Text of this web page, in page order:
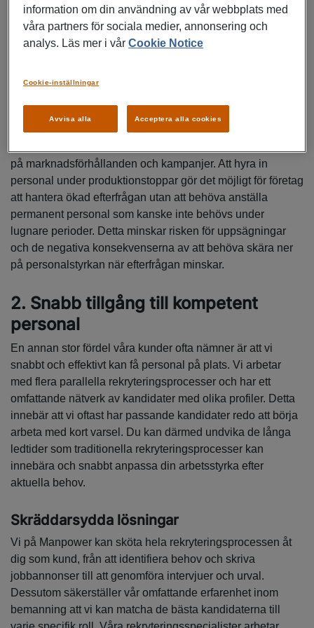
avlastning under shopping-högtider som Black Friday och
jul. Genom att anlita tillfällig personal kan du som
arbetsgivare lätt anpassa din arbetsstyrka efter behov,
Undvik uppsägningar vid dalar
Produktionen och arbetsbelastningen i kundtjänst kan
på marknadsförhållanden och kampanjer. Att hyra in
personal under produktionstoppar gör det möjligt för företag
att hantera ökad efterfrågan utan att behöva anställa
permanent personal som kanske inte behövs under
lugnare perioder. Detta minskar risken för uppsägningar
och de negativa konsekvenserna av att behöva skära ner
på personalstyrkan när efterfrågan minskar.
2. Snabb tillgång till kompetent
personal
En annan stor fördel våra kunder ofta nämner är att vi
snabbt och effektivt kan få personal på plats. Vi arbetar
med flera parallella rekryteringsprocesser och har ett
omfattande nätverk av kandidater med olika profiler. Detta
innebär att vi oftast har passande kandidater redo att börja
arbeta med kort varsel. Du kan därmed undvika de långa
ledtider som traditionella rekryteringsprocesser kan
innebära och snabbt anpassa din arbetsstyrka efter
aktuella behov.
Skräddarsydda lösningar
Vi på Manpower kan sköta hela rekryteringsprocessen åt
dig som kund, från att identifiera behov och skriva
jobbannonser till att genomföra intervjuer och urval.
Dessutom säkerställer vår omfattande erfarenhet inom
bemanning att vi kan matcha de bästa kandidaterna till
information om din användning av vår webbplats med
våra partners för sociala medier, annonsering och
analys. Läs mer i vårCookie Notice
Avvisa alla Acceptera alla cookies
Cookie-inställningar